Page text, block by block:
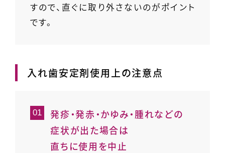
すので、直ぐに取り外さないのがポイント
です。
入れ歯安定剤使用上の注意点
発疹・発赤・かゆみ・腫れなどの
症状が出た場合は
直ちに使用を中止